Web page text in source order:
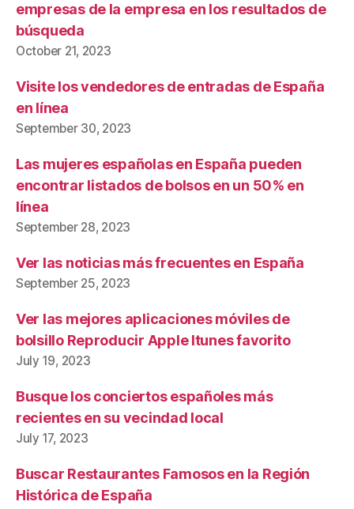
empresas de la empresa en los resultados de
búsqueda
October 21, 2023
Visite los vendedores de entradas de España
en línea
September 30, 2023
Las mujeres españolas en España pueden
encontrar listados de bolsos en un 50% en
línea
September 28, 2023
Ver las noticias más frecuentes en España
September 25, 2023
Ver las mejores aplicaciones móviles de
bolsillo Reproducir Apple Itunes favorito
July 19, 2023
Busque los conciertos españoles más
recientes en su vecindad local
July 17, 2023
Buscar Restaurantes Famosos en la Región
Histórica de España